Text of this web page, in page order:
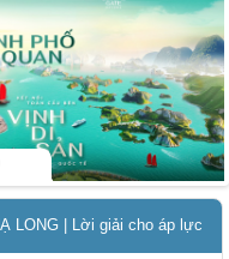
LONG | Lời giải cho áp lực